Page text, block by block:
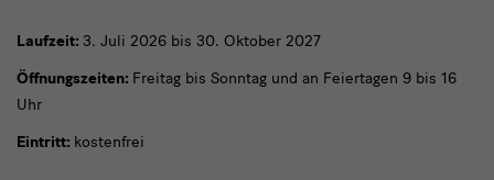
Laufzeit: 3. Juli 2026 bis 30. Oktober 2027
Öffnungszeiten: Freitag bis Sonntag und an Feiertagen 9 bis 16
Uhr
Eintritt: kostenfrei